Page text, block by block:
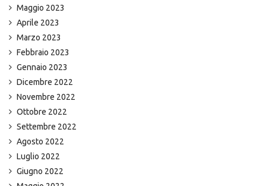
Maggio 2023
Aprile 2023
Marzo 2023
Febbraio 2023
Gennaio 2023
Dicembre 2022
Novembre 2022
Ottobre 2022
Settembre 2022
Agosto 2022
Luglio 2022
Giugno 2022